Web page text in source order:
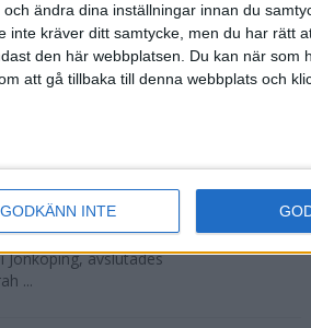
ändra dina inställningar innan du
inte kräver ditt samtycke, men du har rätt
den här webbplatsen. Du kan när som
att gå tillbaka till denna webbplats och
GODKÄNN INTE
kända maratonlopp
cirka 50 000 deltagare
guld i seniorklassen i
avslutades
...